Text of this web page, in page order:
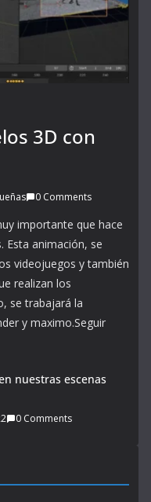
3D con
0 Comments
importante que hace
Esta animación, se
videojuegos y también
realizan los
se trabajará la
y maximo.Seguir
nuestras escenas
0 Comments